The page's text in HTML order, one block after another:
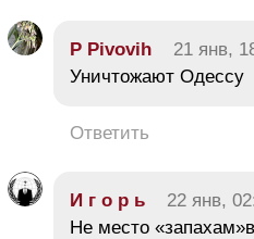
P Pivovih 21 янв,
Уничтожают Одессу
Ответить
И г о р ь 22 янв,
Не место